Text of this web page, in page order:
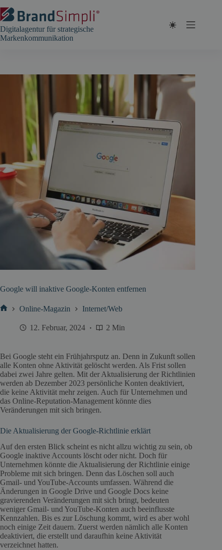
Inhalt
springen
Digitalagentur für strategische
Markenkommunikation
Google will inaktive Google-Konten entfernen
Online-Magazin Internet/Web
12. Februar, 2024 2 Min
Bei Google steht ein Frühjahrsputz an. Denn in Zukunft sollen
alle Konten ohne Aktivität gelöscht werden. Als Frist sollen
dabei zwei Jahre gelten. Mit der Aktualisierung der Richtlinien
werden ab Dezember 2023 persönliche Konten deaktiviert,
die keine Aktivität mehr zeigen. Auch für Unternehmen und
das Online-Reputation-Management könnte dies
Veränderungen mit sich bringen.
Die Aktualisierung der Google-Richtlinie erklärt
Auf den ersten Blick scheint es nicht allzu wichtig zu sein, ob
Google inaktive Accounts löscht oder nicht. Doch für
Unternehmen könnte die Aktualisierung der Richtlinie einige
Probleme mit sich bringen. Denn das Löschen soll auch
Gmail- und YouTube-Accounts umfassen. Während die
Änderungen in Google Drive und Google Docs keine
gravierenden Veränderungen mit sich bringt, bedeuten
weniger Gmail- und YouTube-Konten auch beeinflusste
Kennzahlen. Bis es zur Löschung kommt, wird es aber wohl
noch einige Zeit dauern. Zuerst werden nämlich alle Konten
deaktiviert, die erstellt und daraufhin keine Aktivität
verzeichnet hatten.